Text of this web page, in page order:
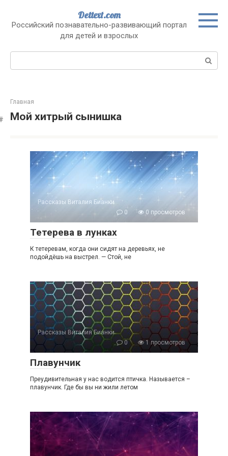
контенту
Dettext.com
Российский познавательно-развивающий портал
для детей и взрослых
Поиск:
Главная
Мой хитрый сынишка
Рассказы Виталия Бианки
0
0 просмотров
Тетерева в лунках
К тетеревам, когда они сидят на деревьях, не
подойдёшь на выстрел. — Стой, не
Рассказы Виталия Бианки
0
1 просмотров
Плавунчик
Преудивительная у нас водится птичка. Называется –
плавунчик. Где бы вы ни жили летом